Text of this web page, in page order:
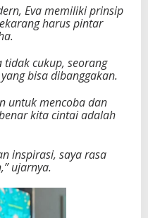
Eva memiliki prinsip
harus pintar
cukup, seorang
bisa dibanggakan.
untuk mencoba dan
kita cintai adalah
inspirasi, saya rasa
” ujarnya.